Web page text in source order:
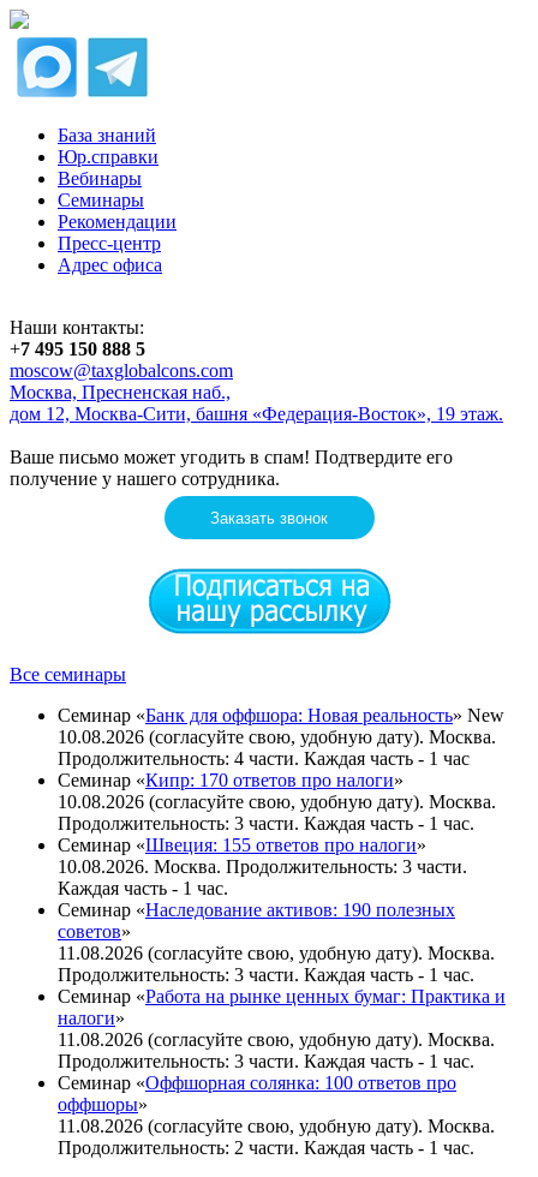
База знаний
Юр.справки
Вебинары
Семинары
Рекомендации
Пресс-центр
Адрес офиса
Наши контакты:
+7 495 150 888 5
moscow@taxglobalcons.com
Москва, Пресненская наб.,
дом 12, Москва-Сити, башня «Федерация-Восток», 19 этаж.
Ваше письмо может угодить в спам! Подтвердите его
получение у нашего сотрудника.
Заказать звонок
Все семинары
Семинар «Банк для оффшора: Новая реальность» New
10.08.2026 (согласуйте свою, удобную дату). Москва.
Продолжительность: 4 части. Каждая часть - 1 час
Семинар «Кипр: 170 ответов про налоги»
10.08.2026 (согласуйте свою, удобную дату). Москва.
Продолжительность: 3 части. Каждая часть - 1 час.
Семинар «Швеция: 155 ответов про налоги»
10.08.2026. Москва. Продолжительность: 3 части.
Каждая часть - 1 час.
Семинар «Наследование активов: 190 полезных
советов»
11.08.2026 (согласуйте свою, удобную дату). Москва.
Продолжительность: 3 части. Каждая часть - 1 час.
Семинар «Работа на рынке ценных бумаг: Практика и
налоги»
11.08.2026 (согласуйте свою, удобную дату). Москва.
Продолжительность: 3 части. Каждая часть - 1 чаc.
Семинар «Оффшорная солянка: 100 ответов про
оффшоры»
11.08.2026 (согласуйте свою, удобную дату). Москва.
Продолжительность: 2 части. Каждая часть - 1 час.